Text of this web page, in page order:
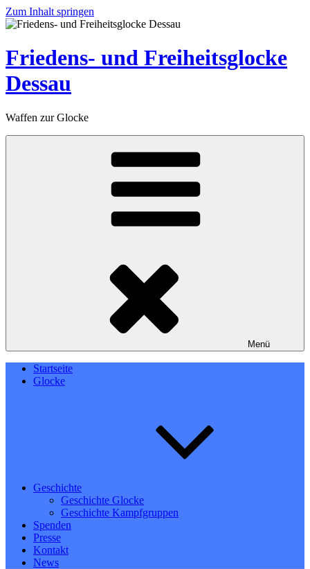
Zum Inhalt springen
Friedens- und Freiheitsglocke
Dessau
Waffen zur Glocke
Menü
Startseite
Glocke
Geschichte
Geschichte Glocke
Geschichte Kampfgruppen
Spenden
Presse
Kontakt
News